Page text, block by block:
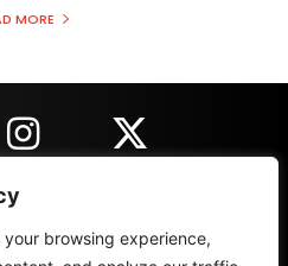
browsing experience,
MORE
INFORMACIJE